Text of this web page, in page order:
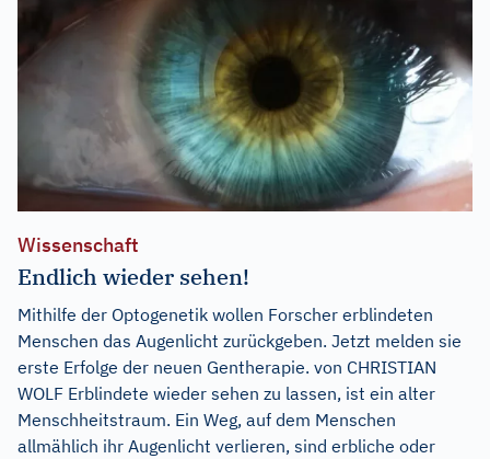
Wissenschaft
Endlich wieder sehen!
Mithilfe der Optogenetik wollen Forscher erblindeten
Menschen das Augenlicht zurückgeben. Jetzt melden sie
erste Erfolge der neuen Gentherapie. von CHRISTIAN
WOLF Erblindete wieder sehen zu lassen, ist ein alter
Menschheitstraum. Ein Weg, auf dem Menschen
allmählich ihr Augenlicht verlieren, sind erbliche oder